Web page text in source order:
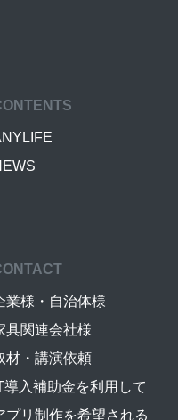
業様・自治体様
具関連会社様
材・講演依頼
導入補助金を利用して
プリ制作を希望される